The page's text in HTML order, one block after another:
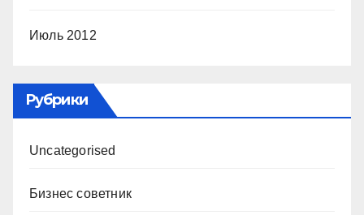
Июль 2012
Рубрики
Uncategorised
Бизнес советник